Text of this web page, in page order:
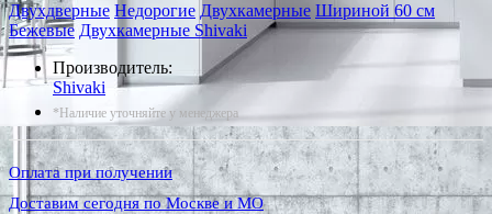
Двухдверные Недорогие Двухкамерные Шириной 60 см
Бежевые Двухкамерные Shivaki
Производитель:
Shivaki
*Наличие уточняйте у менеджера
Оплата при получении
Доставим сегодня по Москве и МО